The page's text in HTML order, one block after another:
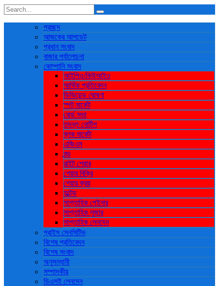
প্রচ্ছদ
আজকের আপডেট
প্রধান সংবাদ
বাজার পর্যালোচনা
কোম্পানি সংবাদ
আইপিও/কিউআইও
আর্থিক প্রতিবেদন
ডিভিডেন্ড ঘোষণা
স্পট মার্কেট
বোর্ড সভা
তদন্ত নোটিশ
ব্লক মার্কেট
এজিএম
বন্ড
রাইট শেয়ার
শেয়ার বিক্রি
শেয়ার ক্রয়
হল্টেড
সাপ্তাহিক গেইনার
সাপ্তাহিক লুজার
সাপ্তাহিক লেনদেন
প্রাইস সেনসিটিভ
বিশেষ প্রতিবেদন
বিশেষ সংবাদ
অনুসন্ধানী
সম্পাদকীয়
ডিএসই লেনদেন